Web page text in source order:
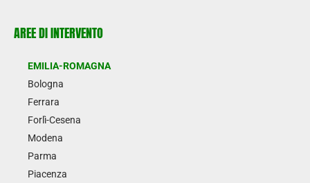
AREE DI INTERVENTO
EMILIA-ROMAGNA
Bologna
Ferrara
Forlì-Cesena
Modena
Parma
Piacenza